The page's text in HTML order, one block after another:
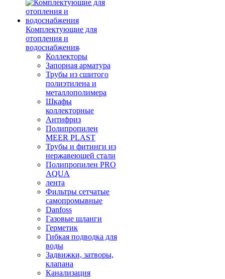
Комплектующие для
отопления и
водоснабжения
Коллекторы
Запорная арматура
Трубы из сшитого
полиэтилена и
металлополимера
Шкафы
коллекторные
Антифриз
Полипропилен
MEER PLAST
Трубы и фитинги из
нержавеющей стали
Полипропилен PRO
AQUA
лента
Фильтры сетчатые
самопромывные
Danfoss
Газовые шланги
Герметик
Гибкая подводка для
воды
Задвижки, затворы,
клапана
Канализация